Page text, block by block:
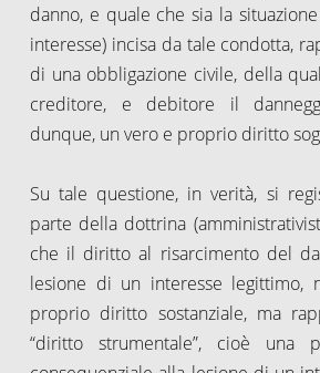
danno, e quale che sia la
interesse) incisa da tale condotta,
di una obbligazione civile, della
creditore, e debitore il
dunque, un vero e proprio diritto
Su tale questione, in verità, si
parte della dottrina
che il diritto al risarcimento del
lesione di un interesse legittimo,
proprio diritto sostanziale, ma
“diritto strumentale”, cioè una